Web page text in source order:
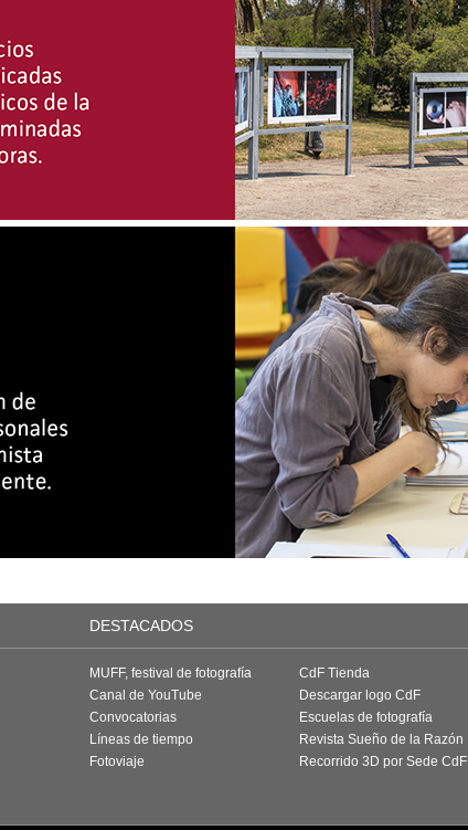
DESTACADOS
MUFF, festival de fotografía
Canal de YouTube
Convocatorias
Líneas de tiempo
Fotoviaje
CdF Tienda
Descargar logo CdF
Escuelas de fotografía
Revista Sueño de la Razón
Recorrido 3D por Sede CdF